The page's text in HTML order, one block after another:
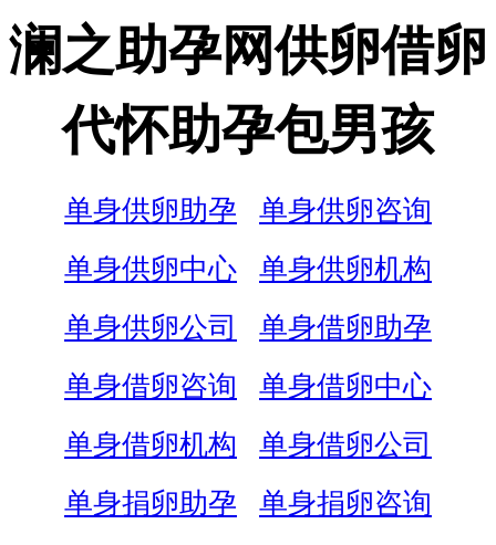
澜之助孕网供卵借卵
代怀助孕包男孩
单身供卵助孕
单身供卵咨询
单身供卵中心
单身供卵机构
单身供卵公司
单身借卵助孕
单身借卵咨询
单身借卵中心
单身借卵机构
单身借卵公司
单身捐卵助孕
单身捐卵咨询